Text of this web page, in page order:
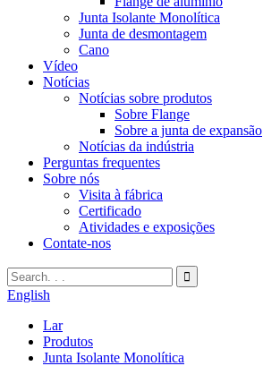
Junta Isolante Monolítica
Junta de desmontagem
Cano
Vídeo
Notícias
Notícias sobre produtos
Sobre Flange
Sobre a junta de expansão
Notícias da indústria
Perguntas frequentes
Sobre nós
Visita à fábrica
Certificado
Atividades e exposições
Contate-nos
English
Lar
Produtos
Junta Isolante Monolítica